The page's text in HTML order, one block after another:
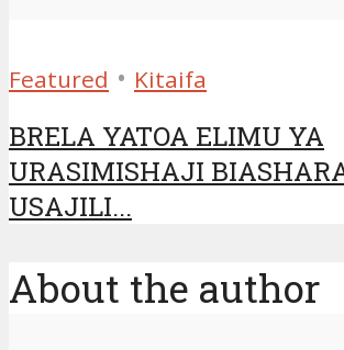
Featured • Kitaifa
BRELA YATOA ELIMU YA
URASIMISHAJI
USAJILI...
About the author